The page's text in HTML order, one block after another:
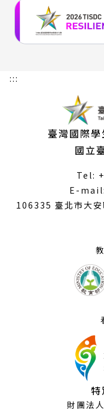
:::
臺灣國際
國立
Tel:
E-
106335 臺北市大
特
財團法